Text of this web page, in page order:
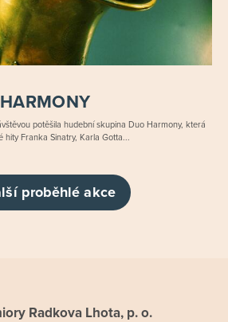
potěšila hudební skupina Duo Harmony, která
Franka Sinatry, Karla Gotta...
proběhlé akce
Radkova Lhota, p. o.